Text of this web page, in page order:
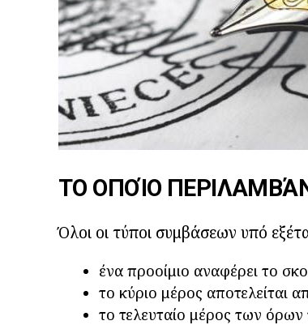
ΤΟ ΟΠΟΊΟ
Όλοι οι τύποι συμβάσεων υπό
ένα προοίμιο αναφέρει το
το κύριο μέρος αποτελείται
το τελευταίο μέρος των όρων